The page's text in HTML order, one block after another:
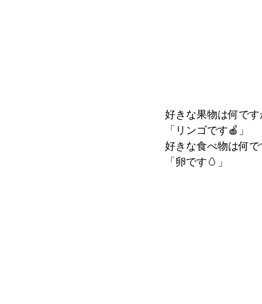
好きな果物は何です
「リンゴです🍎」
好きな食べ物は何
「卵です🥚」